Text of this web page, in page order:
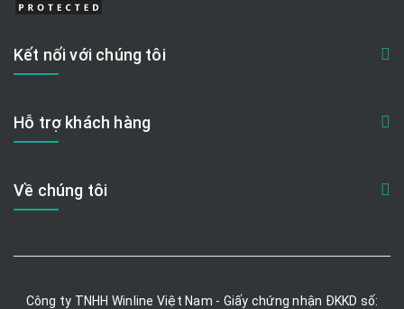
Kết nối với chúng tôi
Hỗ trợ khách hàng
Về chúng tôi
Công ty TNHH Winline Việt Nam - Giấy chứng nhận ĐKKD số: